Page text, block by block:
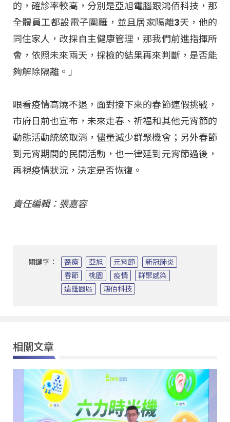
的，確診率較高，分別是亞旭電腦跟鴻佰科技，那
全體員工都設電子圍籬，並且居家隔離3天，他的
同住家人，改採自主健康管理，那我們前進指揮所
會，依照未來兩天，採檢的結果再來判斷，是否能
夠解除隔離。」
眼看疫情高燒不退，面對接下來的春節連假挑戰，
市府日前也宣布，未來走春、祈福和其他元宵節的
動態活動統統取消，儘量減少群聚機會；另外春節
到元宵期間的民間活動，也一律延到元宵節過後，
再視疫情狀況，決定是否恢復。
責任編輯：張嘉容
關鍵字： 醫療 亞旭 元宵節
新冠肺炎
春節
桃園 疫情
群聚感染
遠雄園區
鴻佰科技
相關文章